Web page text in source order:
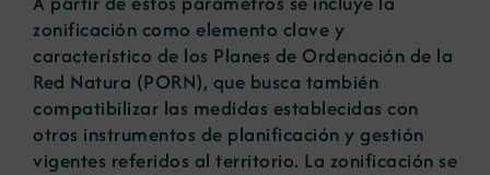
zonificación como elemento clave y
característico de los Planes de Ordenación de la
Red Natura (PORN), que busca también
compatibilizar las medidas establecidas con
otros instrumentos de planificación y gestión
vigentes referidos al territorio. La zonificación se